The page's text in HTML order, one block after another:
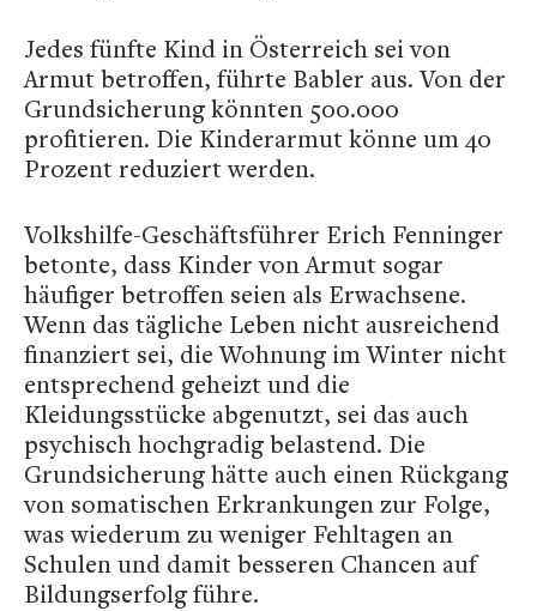
Jedes fünfte Kind in Österreich sei von
Armut betroffen, führte Babler aus. Von der
Grundsicherung könnten 500.000
profitieren. Die Kinderarmut könne um 40
Prozent reduziert werden.
Volkshilfe-Geschäftsführer Erich Fenninger
betonte, dass Kinder von Armut sogar
häufiger betroffen seien als Erwachsene.
Wenn das tägliche Leben nicht ausreichend
finanziert sei, die Wohnung im Winter nicht
entsprechend geheizt und die
Kleidungsstücke abgenutzt, sei das auch
psychisch hochgradig belastend. Die
Grundsicherung hätte auch einen Rückgang
von somatischen Erkrankungen zur Folge,
was wiederum zu weniger Fehltagen an
Schulen und damit besseren Chancen auf
Bildungserfolg führe.